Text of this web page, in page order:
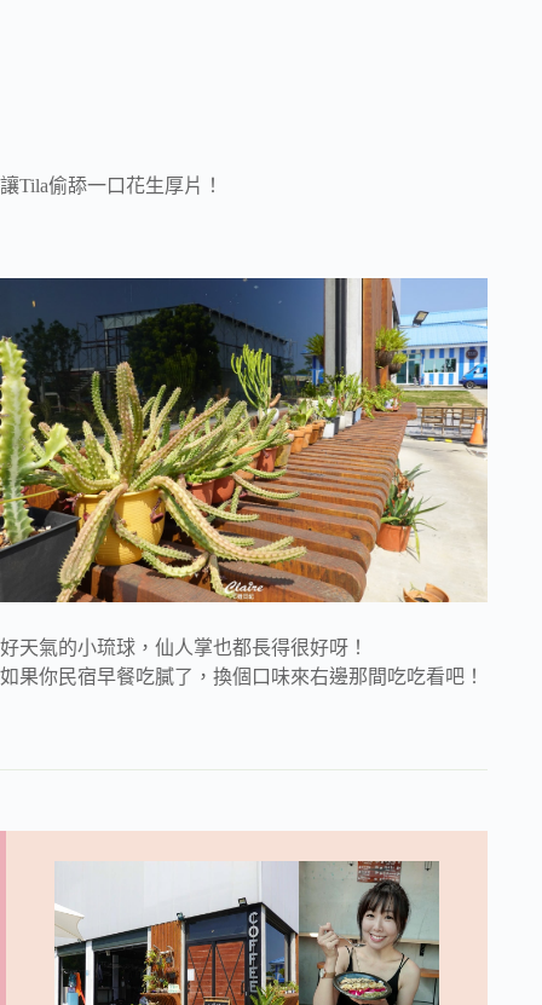
讓Tila偷舔一口花生厚片！
好天氣的小琉球，仙人掌也都長得很好呀！
如果你民宿早餐吃膩了，換個口味來右邊那間吃吃看吧！